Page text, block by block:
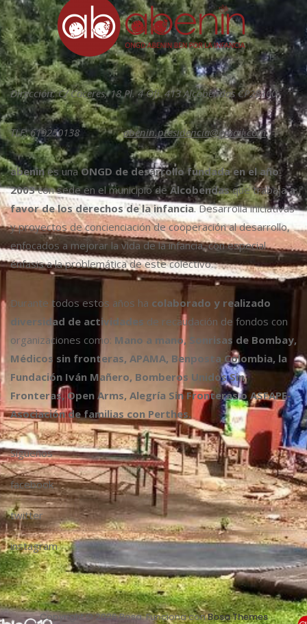
Dirección: C/ Cáceres, 18 Pl. 4 Ofi. 413 Alcobendas CP28100
TLF: 619250138abenin.presidencia@gmail.com
abenines unaONGD de desarrollo fundada en el año
2003con sede en el municipio deAlcobendasque trabajaa
favor de los derechos de la infancia. Desarrolla iniciativas
y proyectos de concienciación de cooperación al desarrollo,
enfocados a mejorar la vida de la infancia, con especial
énfasis a la problemática de este colectivo.
Durante todos estos años ha colaborado y realizado
diversidad de actividades de recaudación de fondos con
organizaciones como: Mano a mano, Sonrisas de Bombay,
Médicos sin fronteras, APAMA, Benposta Colombia, la
Fundación Iván Mañero, Bomberos Unidos Sin
Fronteras, Open Arms, Alegría Sin Fronteras o ASFAPE-
Asociación de familias con Perthes.
Síguenos
facebook
twitter
instagram
Copyright © 2026 Bosa. Funciona conBosa Themes